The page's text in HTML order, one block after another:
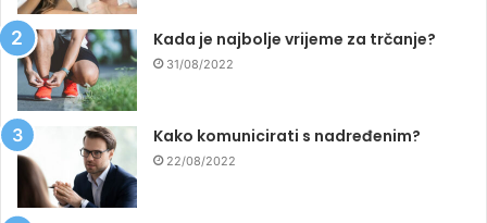
Kada je najbolje vrijeme za trčanje?
31/08/2022
Kako komunicirati s nadređenim?
22/08/2022